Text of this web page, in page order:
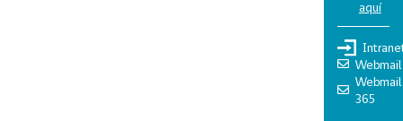
aquí
Webmail
Webmail
365